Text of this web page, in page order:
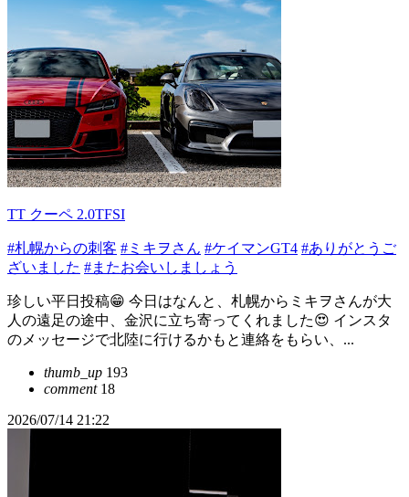
TT クーペ 2.0TFSI
#札幌からの刺客 #ミキヲさん #ケイマンGT4 #ありがとうご
ざいました #またお会いしましょう
珍しい平日投稿😁 今日はなんと、札幌からミキヲさんが大
人の遠足の途中、金沢に立ち寄ってくれました😍 インスタ
のメッセージで北陸に行けるかもと連絡をもらい、...
thumb_up 193
comment18
2026/07/14 21:22